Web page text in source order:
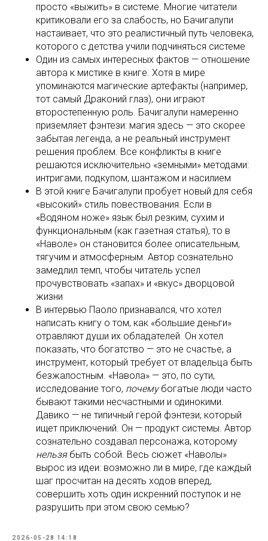
просто «выжить» в системе. Многие читатели
критиковали его за слабость, но Бачигалупи
настаивает, что это реалистичный путь человека,
которого с детства учили подчиняться системе
Один из самых интересных фактов — отношение
автора к мистике в книге. Хотя в мире
упоминаются магические артефакты (например,
тот самый Драконий глаз), они играют
второстепенную роль. Бачигалупи намеренно
приземляет фэнтези: магия здесь — это скорее
забытая легенда, а не реальный инструмент
решения проблем. Все конфликты в книге
решаются исключительно «земными» методами:
интригами, подкупом, шантажом и насилием
В этой книге Бачигалупи пробует новый для себя
«высокий» стиль повествования. Если в
«Водяном ноже» язык был резким, сухим и
функциональным (как газетная статья), то в
«Наволе» он становится более описательным,
тягучим и атмосферным. Автор сознательно
замедлил темп, чтобы читатель успел
прочувствовать «запах» и «вкус» дворцовой
жизни
В интервью Паоло признавался, что хотел
написать книгу о том, как «большие деньги»
отравляют души их обладателей. Он хотел
показать, что богатство — это не счастье, а
инструмент, который требует от владельца быть
безжалостным. «Навола» — это, по сути,
исследование того, почемубогатые люди часто
бывают такими несчастными и одинокими.
Давико — не типичный герой фэнтези, который
ищет приключений. Он — продукт системы. Автор
сознательно создавал персонажа, которому
нельзябыть собой. Весь сюжет «Наволы»
вырос из идеи: возможно ли в мире, где каждый
шаг просчитан на десять ходов вперед,
совершить хоть один искренний поступок и не
разрушить при этом свою семью?
2026-05-28 14:18